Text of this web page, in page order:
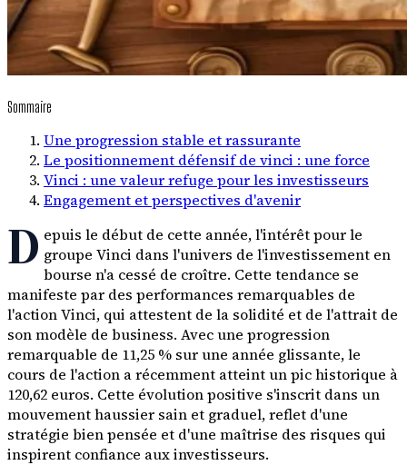
Sommaire
Une progression stable et rassurante
Le positionnement défensif de vinci : une force
Vinci : une valeur refuge pour les investisseurs
Engagement et perspectives d'avenir
D epuis le début de cette année, l'intérêt pour le
groupe Vinci dans l'univers de l'investissement en
bourse n'a cessé de croître. Cette tendance se
manifeste par des performances remarquables de
l'action Vinci, qui attestent de la solidité et de l'attrait de
son modèle de business. Avec une progression
remarquable de 11,25 % sur une année glissante, le
cours de l'action a récemment atteint un pic historique à
120,62 euros. Cette évolution positive s'inscrit dans un
mouvement haussier sain et graduel, reflet d'une
stratégie bien pensée et d'une maîtrise des risques qui
inspirent confiance aux investisseurs.